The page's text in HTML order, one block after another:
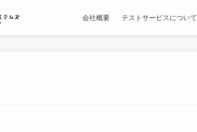
会社概要 テストサービスについて